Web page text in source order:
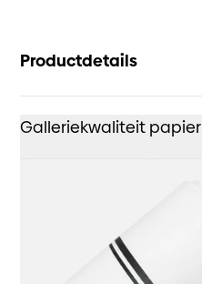
Productdetails
Galleriekwaliteit papier